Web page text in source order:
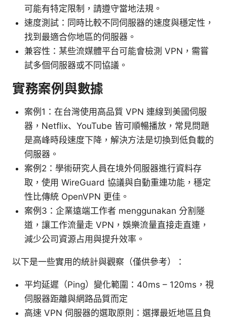
可能有特定限制，請遵守當地法規。
速度測試：同時比較不同伺服器的速度與穩定性，
找到最適合你地區的伺服器。
兼容性：某些流媒體平台可能會檢測 VPN，需嘗
試多個伺服器或不同協議。
實務案例與數據
案例1：在台灣使用高品質 VPN 連線到美國伺服
器，Netflix、YouTube 皆可順暢播放，常見問題
是高峰時段速度下降，解決方法是切換到低負載的
伺服器。
案例2：學術研究人員在境外伺服器進行資料存
取，使用 WireGuard 協議與自動重連功能，穩定
性比傳統 OpenVPN 更佳。
案例3：企業遠端工作者 menggunakan 分割隧
道，讓工作流量走 VPN，娛樂流量直接走直連，
減少公司資源占用與提升效率。
以下是一些實用的統計與觀察（僅供參考）：
平均延遲（Ping）變化範圍：40ms – 120ms，視
伺服器距離與網路品質而定
高速 VPN 伺服器的選取原則：選擇最近地區且負